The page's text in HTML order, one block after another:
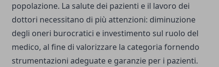
popolazione. La salute dei pazienti e il lavoro dei
dottori necessitano di più attenzioni: diminuzione
degli oneri burocratici e investimento sul ruolo del
medico, al fine di valorizzare la categoria fornendo
strumentazioni adeguate e garanzie per i pazienti.